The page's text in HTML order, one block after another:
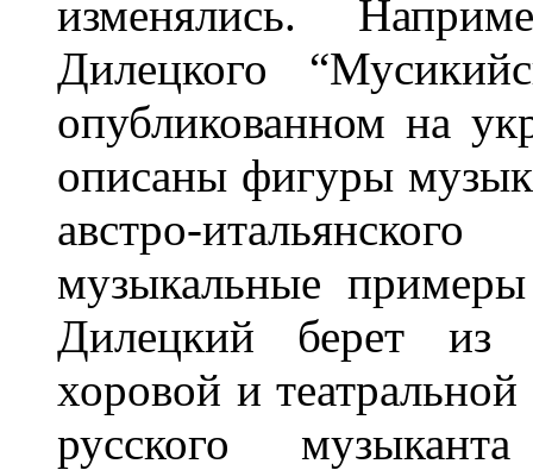
изменялись.
Дилецкого
опубликованном на
описаны фигуры
австро-
музыкальные
Дилецкий берет из
хоровой и
русского